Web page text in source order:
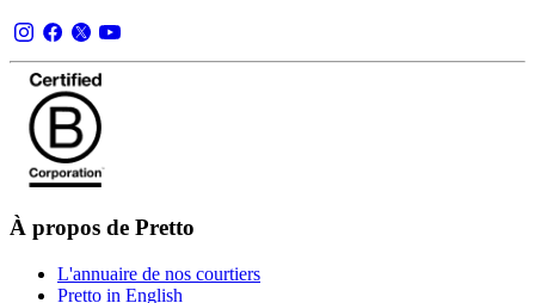
À propos de Pretto
L'annuaire de nos courtiers
Pretto in English